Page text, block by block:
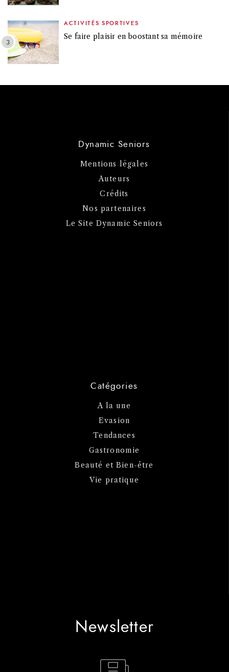
ACTIVITÉS SPORTIVES
Se faire plaisir en boostant sa mémoire
Dynamic Seniors
Mentions légales
Auteurs
Crédits
Nos partenaires
Le Site Dynamic Seniors
Catégories
A la une
Evasion
Tendances
Gastronomie
Beauté et Bien-être
Vie pratique
Newsletter